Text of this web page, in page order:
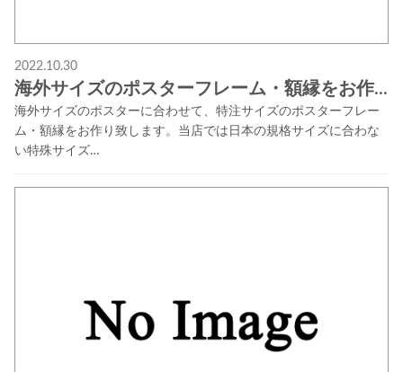
2022.10.30
海外サイズのポスターフレーム・額縁をお作...
海外サイズのポスターに合わせて、特注サイズのポスターフレー
ム・額縁をお作り致します。当店では日本の規格サイズに合わな
い特殊サイズ…